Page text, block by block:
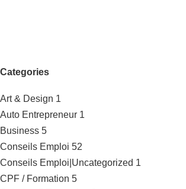
Categories
Art & Design 1
Auto Entrepreneur 1
Business 5
Conseils Emploi 52
Conseils Emploi|Uncategorized 1
CPF / Formation 5